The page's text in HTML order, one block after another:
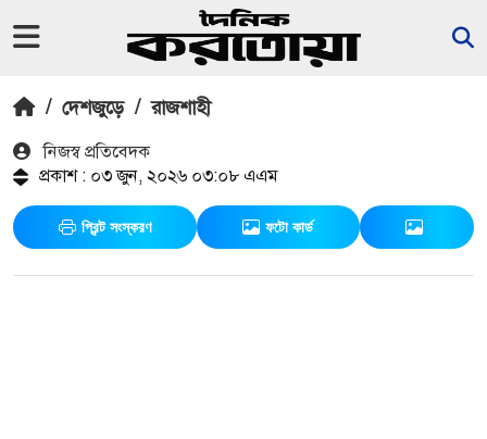
/ দেশজুড়ে / রাজশাহী
নিজস্ব প্রতিবেদক
প্রকাশ : ০৩ জুন, ২০২৬ ০৩:০৮ এএম
প্রিন্ট সংস্করণ ফটো কার্ড